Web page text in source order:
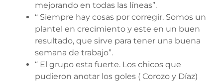
mejorando en todas las líneas”.
“ Siempre hay cosas por corregir. Somos un
plantel en crecimiento y este en un buen
resultado, que sirve para tener una buena
semana de trabajo”.
“ El grupo esta fuerte. Los chicos que
pudieron anotar los goles ( Corozo y Díaz)